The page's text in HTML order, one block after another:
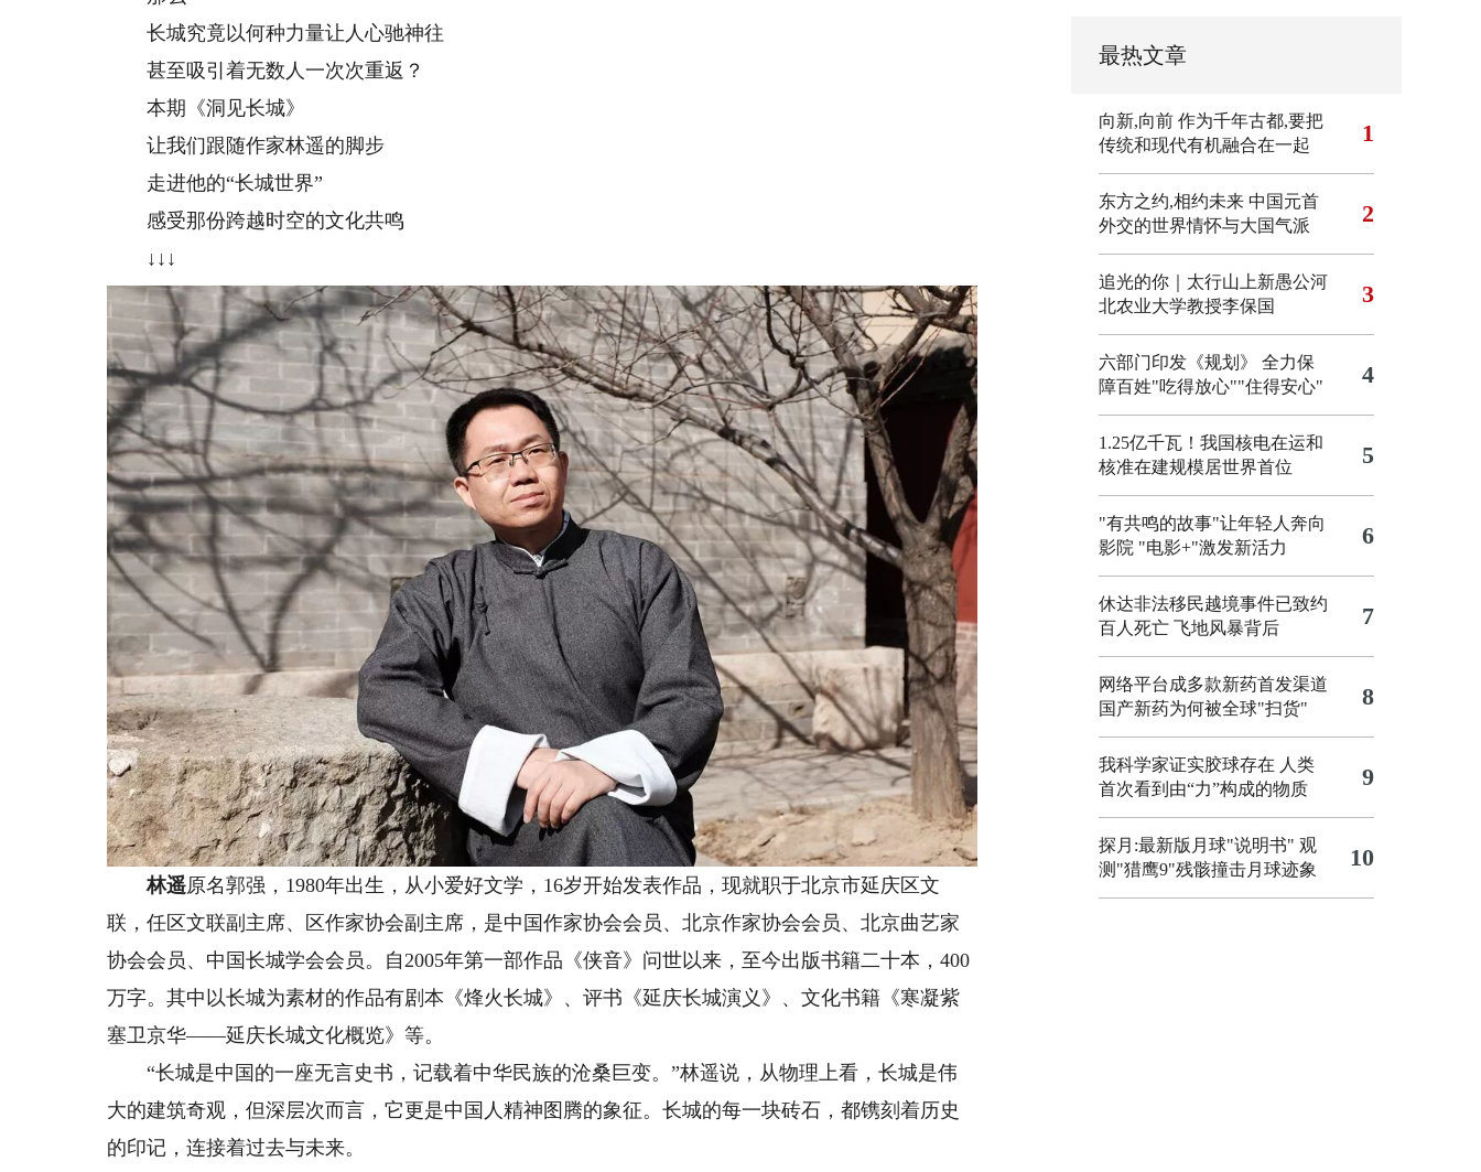
长城究竟以何种力量让人心驰神往
甚至吸引着无数人一次次重返？
本期《洞见长城》
让我们跟随作家林遥的脚步
走进他的“长城世界”
感受那份跨越时空的文化共鸣
↓↓↓
林遥原名郭强，1980年出生，从小爱好文学，16岁开始发表作品，现就职于北京市延庆区文
联，任区文联副主席、区作家协会副主席，是中国作家协会会员、北京作家协会会员、北京曲艺家
协会会员、中国长城学会会员。自2005年第一部作品《侠音》问世以来，至今出版书籍二十本，400
万字。其中以长城为素材的作品有剧本《烽火长城》、评书《延庆长城演义》、文化书籍《寒凝紫
塞卫京华——延庆长城文化概览》等。
“长城是中国的一座无言史书，记载着中华民族的沧桑巨变。”林遥说，从物理上看，长城是伟
大的建筑奇观，但深层次而言，它更是中国人精神图腾的象征。长城的每一块砖石，都镌刻着历史
的印记，连接着过去与未来。
最热文章
向新,向前 作为千年古都,要把
传统和现代有机融合在一起
1
东方之约,相约未来 中国元首
外交的世界情怀与大国气派
2
追光的你｜太行山上新愚公河
北农业大学教授李保国
3
六部门印发《规划》 全力保
障百姓"吃得放心""住得安心"
4
1.25亿千瓦！我国核电在运和
核准在建规模居世界首位
5
"有共鸣的故事"让年轻人奔向
影院 "电影+"激发新活力 6
休达非法移民越境事件已致约
百人死亡 飞地风暴背后 7
网络平台成多款新药首发渠道
国产新药为何被全球"扫货"
8
我科学家证实胶球存在 人类
首次看到由“力”构成的物质
9
探月:最新版月球"说明书" 观
测"猎鹰9"残骸撞击月球迹象
10